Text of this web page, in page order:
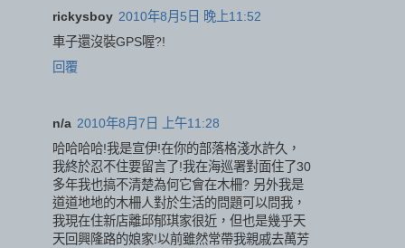
rickysboy 2010年8月5日 晚上11:52
車子還沒裝GPS喔?!
回覆
n/a 2010年8月7日 上午11:28
哈哈哈哈!我是宣伊!在你的部落格淺水許久，
我終於忍不住要留言了!我在海巡署對面住了30
多年我也搞不清楚為何它會在木柵? 另外我是
道道地地的木柵人對於生活的問題可以問我，
我現在住新店離邱郁琪家很近，但也是幾乎天
天回興隆路的娘家!以前雖然常帶我親戚去萬芳